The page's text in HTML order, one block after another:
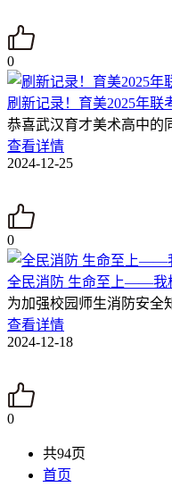
0
刷新记录！育美2025年联
恭喜武汉育才美术高中的
查看详情
2024-12-25
0
全民消防 生命至上——我
为加强校园师生消防安全
查看详情
2024-12-18
0
共94页
首页